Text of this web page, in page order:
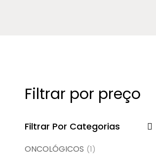
Filtrar por preço
Filtrar Por Categorias
ONCOLÓGICOS (1)